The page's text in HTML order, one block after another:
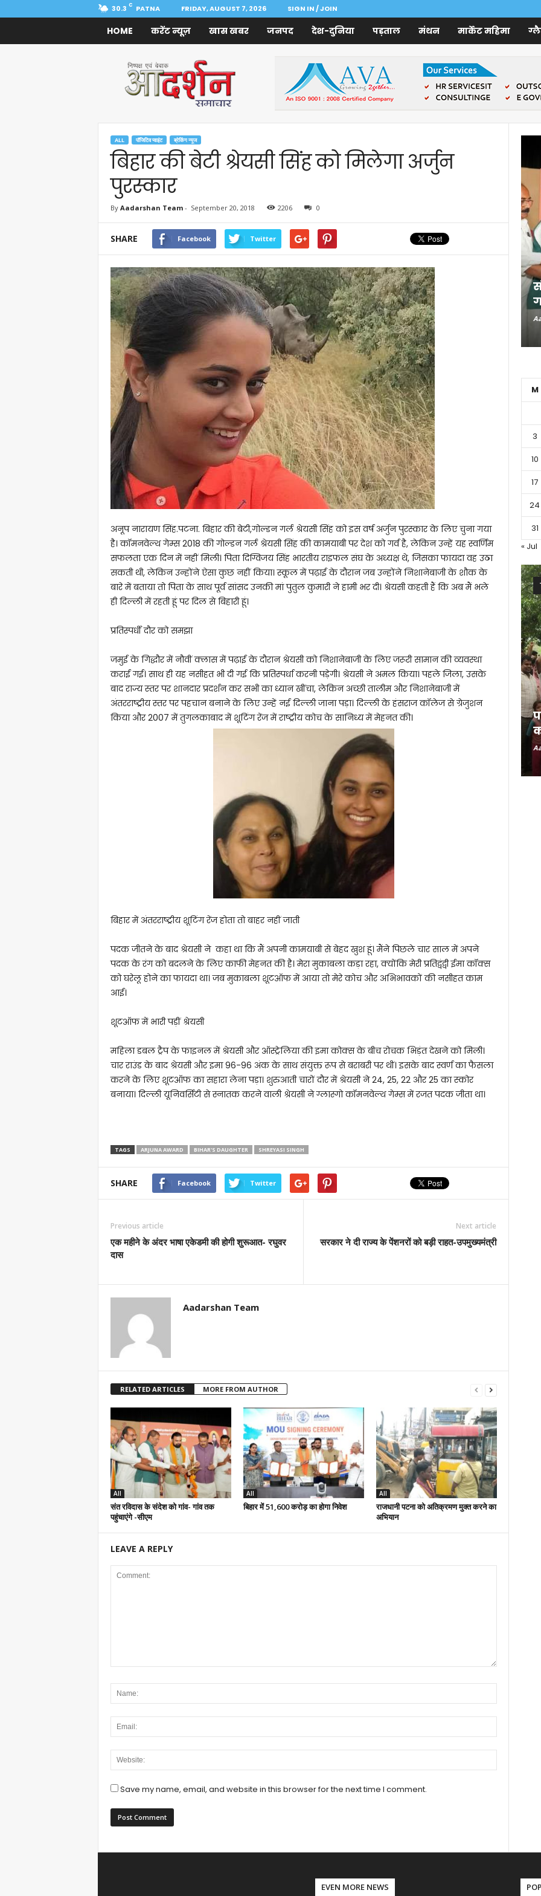
30.3 C PATNA FRIDAY, AUGUST 7, 2026 SIGN IN / JOIN
HOME करेंट न्यूज़ खास खबर जनपद देश-दुनिया पड़ताल मंथन मार्केट महिमा
Samachar
ALL पॉजिटिव प्वाइंट ब्रेकिंग न्यूज
बिहार की बेटी श्रेयसी सिंह को मिलेगा अर्जुन
पुरस्कार
By Aadarshan Team- September 20, 2018 2206 0
SHARE Facebook Twitter
अनूप नारायण सिंह.पटना. बिहार की बेटी,गोल्डन गर्ल श्रेयसी सिंह को इस वर्ष अर्जुन पुरस्कार के लिए चुना गया
है। कॉमनवेल्थ गेम्स 2018 की गोल्डन गर्ल श्रेयसी सिंह की कामयाबी पर देश को गर्व है, लेकिन उन्हें यह स्वर्णिम
सफलता एक दिन में नहीं मिली। पिता दिग्विजय सिंह भारतीय राइफल संघ के अध्यक्ष थे, जिसका फायदा वह उठा
सकती थी, लेकिन उन्होंने ऐसा कुछ नहीं किया। स्कूल में पढ़ाई के दौरान जब उन्होंने निशानेबाजी के शौक के
बारे में बताया तो पिता के साथ पूर्व सांसद उनकी मां पुतुल कुमारी ने हामी भर दी। श्रेयसी कहती हैं कि अब मैं भले
ही दिल्ली में रहती हूं पर दिल से बिहारी हूं।
प्रतिस्पर्धी दौर को समझा
जमुई के गिद्धौर में नौवीं क्लास में पढ़ाई के दौरान श्रेयसी को निशानेबाजी के लिए जरूरी सामान की व्यवस्था
कराई गई। साथ ही यह नसीहत भी दी गई कि प्रतिस्पर्धा करनी पड़ेगी। श्रेयसी ने अमल किया। पहले जिला, उसके
बाद राज्य स्तर पर शानदार प्रदर्शन कर सभी का ध्यान खींचा, लेकिन अच्छी तालीम और निशानेबाजी में
अंतरराष्ट्रीय स्तर पर पहचान बनाने के लिए उन्हें नई दिल्ली जाना पड़ा। दिल्ली के हंसराज कॉलेज से ग्रेजुशन
किया और 2007 में तुगलकाबाद में शूटिंग रेंज में राष्ट्रीय कोच के सानिध्य में मेहनत की।
बिहार में अंतरराष्ट्रीय शूटिंग रेंज होता तो बाहर नहीं जाती
पदक जीतने के बाद श्रेयसी ने कहा था कि मैं अपनी कामयाबी से बेहद खुश हूं। मैंने पिछले चार साल में अपने
पदक के रंग को बदलने के लिए काफी मेहनत की है। मेरा मुकाबला कड़ा रहा, क्योंकि मेरी प्रतिद्वंद्वी ईमा कॉक्स
को घरेलू होने का फायदा था। जब मुकाबला शूटऑफ में आया तो मेरे कोच और अभिभावकों की नसीहत काम
आई।
शूटऑफ में भारी पड़ीं श्रेयसी
महिला डबल ट्रैप के फाइनल में श्रेयसी और ऑस्ट्रेलिया की इमा कोक्स के बीच रोचक भिड़ंत देखने को मिली।
चार राउंड के बाद श्रेयसी और इमा 96-96 अंक के साथ संयुक्त रूप से बराबरी पर थीं। इसके बाद स्वर्ण का फैसला
करने के लिए शूटऑफ का सहारा लेना पड़ा। शुरुआती चारों दौर में श्रेयसी ने 24, 25, 22 और 25 का स्कोर
बनाया। दिल्ली यूनिवर्सिटी से स्नातक करने वाली श्रेयसी ने ग्लास्गो कॉमनवेल्थ गेम्स में रजत पदक जीता था।
TAGS ARJUNA AWARD BIHAR'S DAUGHTER SHREYASI SINGH
SHARE Facebook Twitter
Previous article
एक महीने के अंदर भाषा एकेडमी की होगी शुरूआत- रघुवर
दास
Next article
सरकार ने दी राज्य के पेंशनरों को बड़ी राहत-उपमुख्यमंत्री
Aadarshan Team
RELATED ARTICLES MORE FROM AUTHOR
All
संत रविदास के संदेश को गांव- गांव तक
पहुंचाएंगे -सीएम
All
बिहार में 51,600 करोड़ का होगा निवेश
All
राजधानी पटना को अतिक्रमण मुक्त करने का
अभियान
LEAVE A REPLY
Save my name, email, and website in this browser for the next time I comment.
M
3
10
17
24
31
« Jul
EVEN MORE NEWS